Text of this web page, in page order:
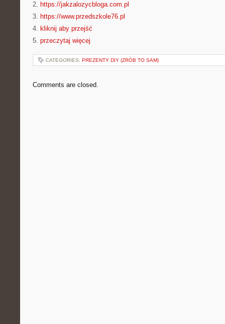
2. https://jakzalozycbloga.com.pl
3. https://www.przedszkole76.pl
4. kliknij aby przejść
5. przeczytaj więcej
CATEGORIES: PREZENTY DIY (ZRÓB TO SAM)
Comments are closed.